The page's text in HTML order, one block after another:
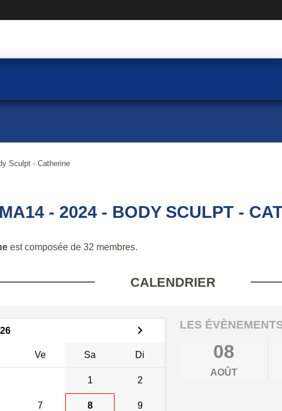
Sculpt - Catherine
MA14 - 2024 - BODY SCULPT -
est composée de 32 membres.
CALENDRIER
Ve Sa Di
1 2
7 8 9
LES
08
AOÛT